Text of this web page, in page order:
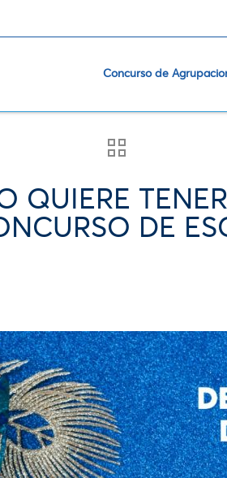
Concurso de
QUIERE
DE